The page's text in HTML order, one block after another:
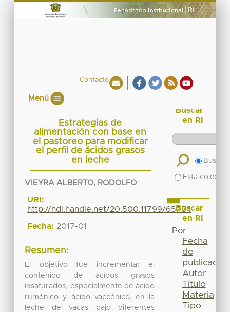
Contacto
Menú
Estrategias de
alimentación con base en
el pastoreo para modificar
el perfil de ácidos grasos
en leche
VIEYRA ALBERTO, RODOLFO
URI:
http://hdl.handle.net/20.500.11799/65784
Fecha: 2017-01
Resumen:
El objetivo fue incrementar el
contenido de ácidos grasos
insaturados, especialmente de ácido
ruménico y ácido vaccénico, en la
leche de vacas bajo diferentes
Buscar
en RI
Buscar
Esta
Buscar
en RI
Por
Fecha
de
publicación
Autor
Título
Materia
Tipo